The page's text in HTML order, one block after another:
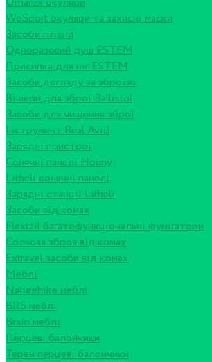
WoSport окуляри та захисні маски
Засоби гігієни
Одноразовий душ ESTEM
Присипка для ніг ESTEM
Засоби догляду за зброєю
Вішери для зброї Ballistol
Засоби для чищення зброї
Інструмент Real Avid
Зарядні пристрої
Сонячні панелі Houny
Litheli сонячні панелі
Зарядні станції Litheli
Засоби від комах
Flextail багатофункціональні фумігатори
Сольова зброя від комах
Extravel засоби від комах
Меблі
Naturehike меблі
BRS меблі
Brain меблі
Перцеві балончики
Терен перцеві балончики